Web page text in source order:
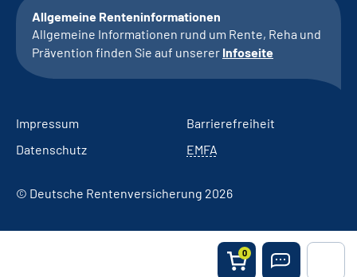
0
Allgemeine Renteninformationen
Allgemeine Informationen rund um Rente, Reha und
Prävention finden Sie auf unserer Infoseite
Impressum
Barrierefreiheit
Datenschutz
EMFA
© Deutsche Rentenversicherung 2026